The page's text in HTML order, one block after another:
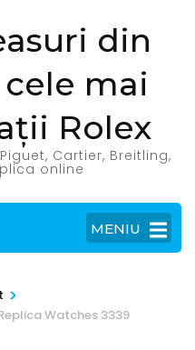
din
mai
Rolex
Cartier, Breitling,
online
MENIU
>
Watches 3339